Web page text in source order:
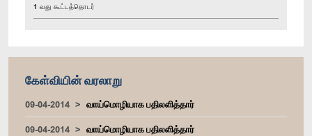
1 வது கூட்டத்தொடர்
கேள்வியின் வரலாறு
09-04-2014
வாய்மொழியாக பதிலளித்தார்
09-04-2014
வாய்மொழியாக பதிலளித்தார்